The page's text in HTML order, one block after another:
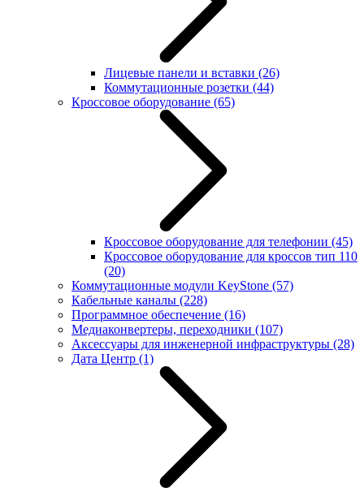
Лицевые панели и вставки (26)
Коммутационные розетки (44)
Кроссовое оборудование (65)
Кроссовое оборудование для телефонии (45)
Кроссовое оборудование для кроссов тип 110
(20)
Коммутационные модули KeyStone (57)
Кабельные каналы (228)
Программное обеспечение (16)
Медиаконвертеры, переходники (107)
Аксессуары для инженерной инфраструктуры (28)
Дата Центр (1)